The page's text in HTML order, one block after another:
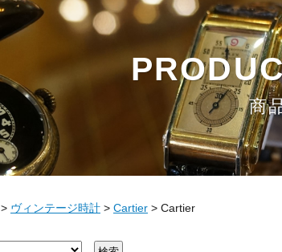
商
> ヴィンテージ時計 > Cartier > Cartier